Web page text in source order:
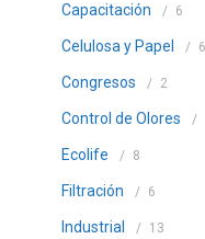
Capacitación 6
Celulosa y Papel 6
Congresos 2
Control de Olores
Ecolife 8
Filtración 6
Industrial 13